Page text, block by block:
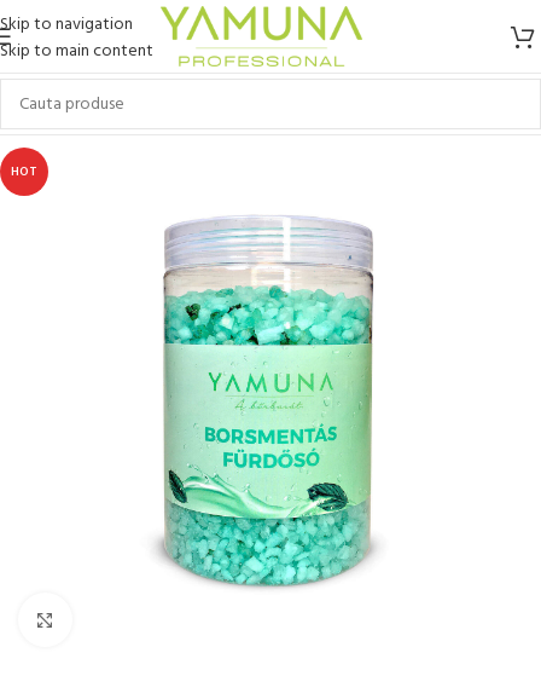
Skip to navigation
Skip to main content
HOT